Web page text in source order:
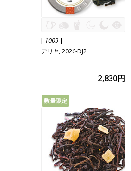
[ 1009]
アリヤ, 2026-DJ2
2,830円
数量限定